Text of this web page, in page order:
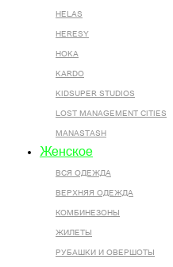
HELAS
HERESY
HOKA
KARDO
KIDSUPER STUDIOS
LOST MANAGEMENT CITIES
MANASTASH
Женское
ВСЯ ОДЕЖДА
ВЕРХНЯЯ ОДЕЖДА
КОМБИНЕЗОНЫ
ЖИЛЕТЫ
РУБАШКИ И ОВЕРШОТЫ